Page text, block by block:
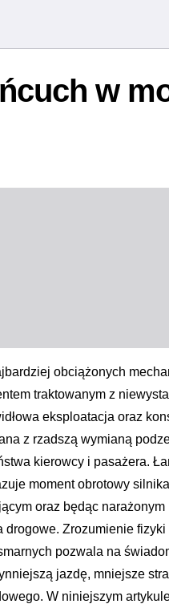
w
obciążonych
traktowanym z
eksploatacja oraz
z rzadszą wymianą
kierowcy i pasażera.
moment obrotowy
oraz będąc
Zrozumienie fizyki
pozwala na
jazdę, mniejsze
W niniejszym